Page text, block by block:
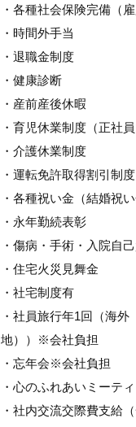
・各種社会保険完備（
・時間外手当
・退職金制度
・健康診断
・産前産後休暇
・育児休業制度（正社員
・介護休業制度
・運転免許取得割引制度
・各種祝い金（結婚祝
・永年勤続表彰
・傷病・手術・入院自
・住宅火災見舞金
・社宅制度有
・社員旅行年1回（海
地））※会社負担
・忘年会※会社負担
・心のふれあいミーテ
・社内交流交際費支給